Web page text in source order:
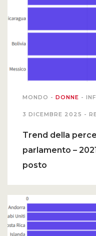
PUNTI DI VISTA
SGUARDI E VOCI
AUTORI
MONDO - DONNE -
3 DICEMBRE 2025 -
Trend della
parlamento –
posto